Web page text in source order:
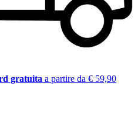
gratuita a partire da € 59,90